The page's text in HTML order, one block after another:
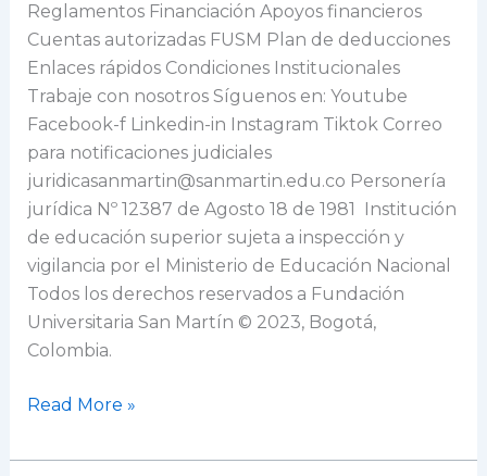
Reglamentos Financiación Apoyos financieros
Cuentas autorizadas FUSM Plan de deducciones
Enlaces rápidos Condiciones Institucionales
Trabaje con nosotros Síguenos en: Youtube
Facebook-f Linkedin-in Instagram Tiktok Correo
para notificaciones judiciales
juridicasanmartin@sanmartin.edu.co Personería
jurídica Nº 12387 de Agosto 18 de 1981 Institución
de educación superior sujeta a inspección y
vigilancia por el Ministerio de Educación Nacional
Todos los derechos reservados a Fundación
Universitaria San Martín © 2023, Bogotá,
Colombia.
Read More »